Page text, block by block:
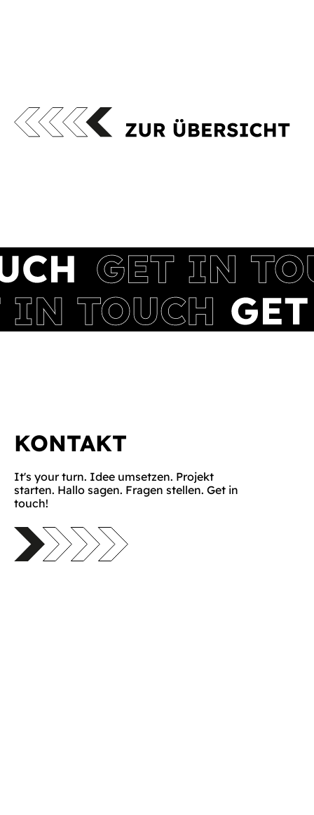
KONTAKT
It's your turn. Idee umsetzen. Projekt
starten. Hallo sagen. Fragen stellen. Get in
touch!